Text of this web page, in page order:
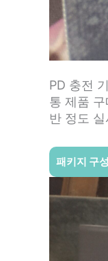
PD 충전
통 제품
반 정도
패키지 구